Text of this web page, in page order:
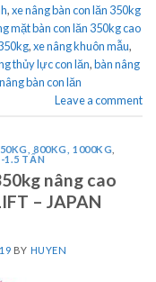
,xe nâng bàn con lăn 350kg
mặt bàn con lăn 350kg cao
,xe nâng khuôn mẫu,
thủy lực con lăn,bàn nâng
bàn con lăn
Leave a comment
800KG, 1000KG
1.5 TẤN
nâng cao
– JAPAN
BY HUYEN